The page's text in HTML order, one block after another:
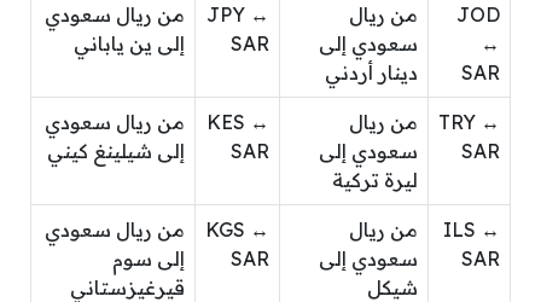
JOD
↔
SAR
من ريال
سعودي إلى
دينار أردني
JPY ↔
SAR
من ريال سعودي
إلى ين ياباني
TRY ↔
SAR
من ريال
سعودي إلى
ليرة تركية
KES ↔
SAR
من ريال سعودي
إلى شيلينغ كيني
ILS ↔
SAR
من ريال
سعودي إلى
شيكل
KGS ↔
SAR
من ريال سعودي
إلى سوم
قيرغيزستاني